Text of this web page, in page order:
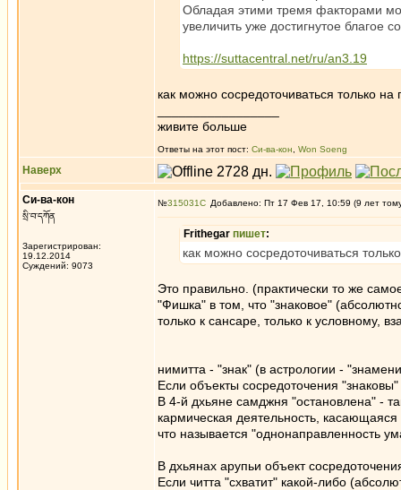
Обладая этими тремя факторами
увеличить уже достигнутое благое
https://suttacentral.net/ru/an3.19
как можно сосредоточиваться только
живите больше
Ответы на этот пост: Си-ва-кон Won Soeng
Наверх
Си-ва-кон
སྲི་བ་དཀོན
Зарегистрирован:
19.12.2014
Суждений: 9073
№315031 Добавлено: Пт 17 Фев 17, 10:59 (9 лет
Frithegar пишет:
как можно сосредоточиваться
Это правильно. (практически то же
"Фишка" в том, что "знаковое"
только к сансаре, только к условному,
нимитта - "знак" (в астрологии -
Если объекты сосредоточения
В 4-й дхьяне самджня "остановлена" -
кармическая деятельность,
что называется "однонаправленность
В дхьянах арупьи объект
Если читта "схватит" какой-либо